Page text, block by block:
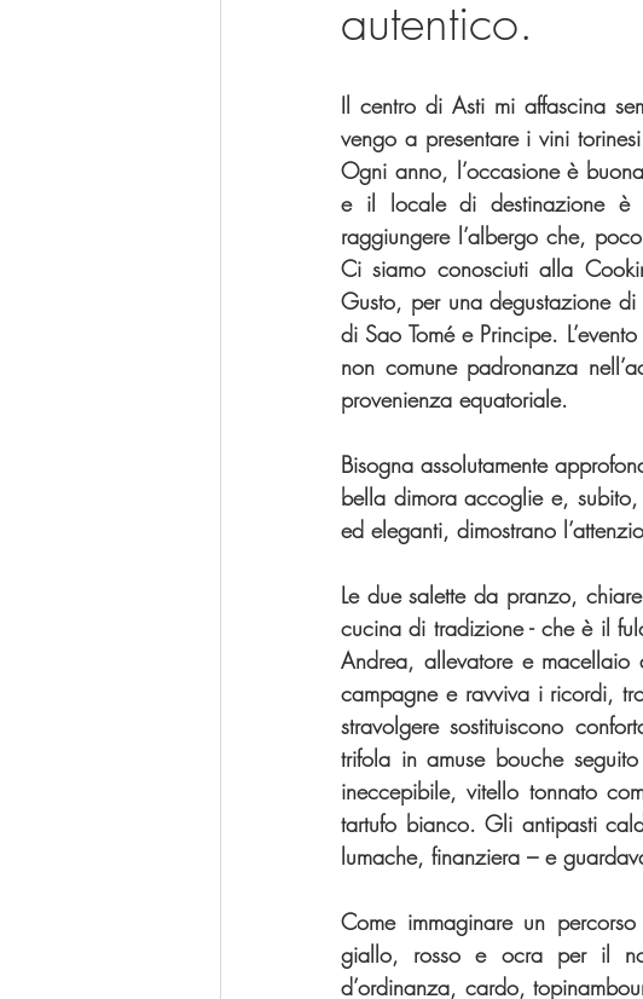
autentico.
Il centro di Asti mi affascina
vengo a presentare i vini
Ogni anno, l’occasione è
e il locale di destinazione è
raggiungere l’albergo che,
Ci siamo conosciuti alla
Gusto, per una degustazione
di Sao Tomé e Principe.
non comune padronanza
provenienza equatoriale.
Bisogna assolutamente
bella dimora accoglie e,
ed eleganti, dimostrano
Le due salette da pranzo,
cucina di tradizione - che è il
Andrea, allevatore e
campagne e ravviva i ricordi,
stravolgere sostituiscono
trifola in amuse bouche
ineccepibile, vitello tonnato
tartufo bianco. Gli antipasti
lumache, finanziera – e
Come immaginare un
giallo, rosso e ocra per il
d’ordinanza, cardo,